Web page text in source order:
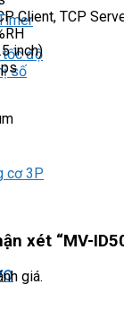
độ
số
cơ 3P
Client, TCP
inch)
xét “MV-
giá.